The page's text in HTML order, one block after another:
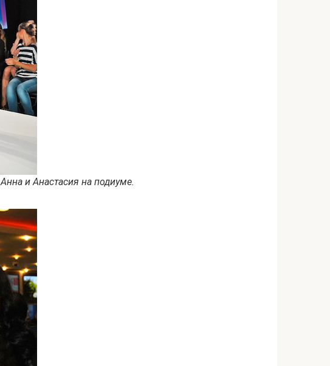
Анна и Анастасия на подиуме.